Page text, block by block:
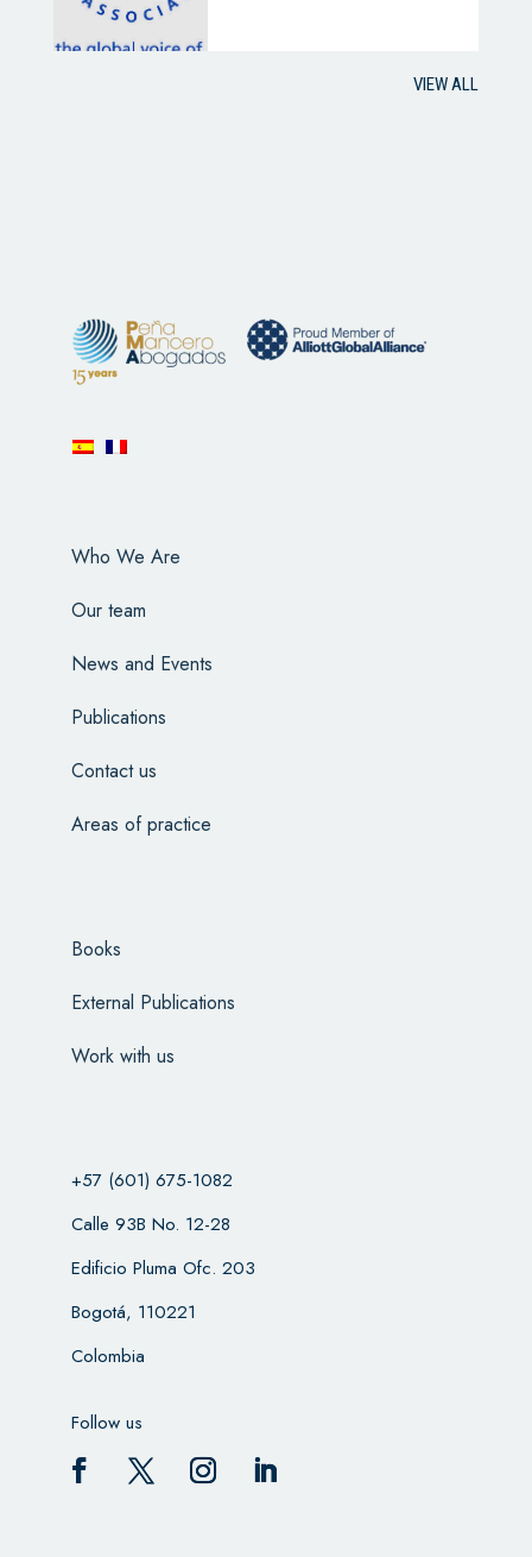
VIEW ALL
Who We Are
Our team
News and Events
Publications
Contact us
Areas of practice
Books
External Publications
Work with us
+57 (601) 675-1082
Calle 93B No. 12-28
Edificio Pluma Ofc. 203
Bogotá, 110221
Colombia
Follow us